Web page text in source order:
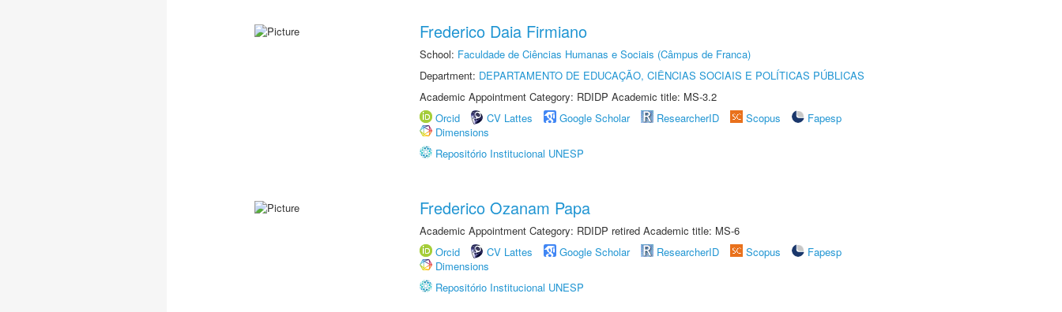
Frederico Daia Firmiano
School: Faculdade de Ciências Humanas e Sociais (Câmpus de Franca)
Department: DEPARTAMENTO DE EDUCAÇÃO, CIÊNCIAS SOCIAIS E POLÍTICAS PÚBLICAS
Academic Appointment Category: RDIDP Academic title: MS-3.2
Orcid
CV Lattes Google Scholar ResearcherID Scopus
Fapesp
Dimensions
Repositório Institucional UNESP
Frederico Ozanam Papa
Academic Appointment Category: RDIDP retired Academic title: MS-6
Orcid
CV Lattes Google Scholar ResearcherID Scopus
Fapesp
Dimensions
Repositório Institucional UNESP